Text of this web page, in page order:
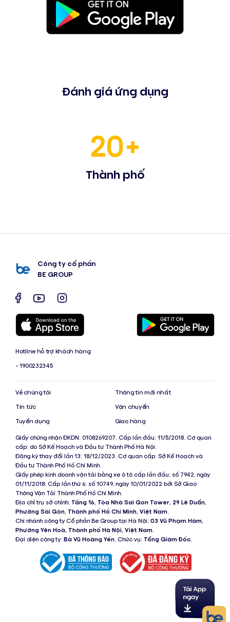
Đánh giá ứng dụng
20+
Thành phố
Công ty cổ phần
BE GROUP
Hotline hỗ trợ khách hàng:
- 1900232345
Về chúng tôi
Tin tức
Tuyển dụng
Thông tin mới nhất
Vận chuyển
Giao hàng
Giấy chứng nhận ĐKDN: 0108269207. Cấp lần đầu: 11/5/2018. Cơ quan
cấp: do Sở Kế Hoạch và Đầu tư Thành Phố Hà Nội.
Đăng ký thay đổi lần 13: 18/12/2023. Cơ quan cấp: Sở Kế Hoạch và
Đầu tư Thành Phố Hồ Chí Minh.
Giấy phép kinh doanh vận tải bằng xe ô tô cấp lần đầu: số 7942, ngày
01/11/2018; Cấp lần thứ 6: số 10749, ngày 10/01/2022 bởi Sở Giao
Thông Vận Tải Thành Phố Hồ Chí Minh.
Địa chỉ trụ sở chính: Tầng 16, Tòa Nhà Sai Gon Tower, 29 Lê Duẩn,
Phường Sài Gòn, Thành phố Hồ Chí Minh, Việt Nam.
Chi nhánh công ty Cổ phần Be Group tại Hà Nội: 03 Vũ Phạm Hàm,
Phường Yên Hoà, Thành phố Hà Nội, Việt Nam.
Đại diện công ty: Bà Vũ Hoàng Yến. Chức vụ: Tổng Giám Đốc.